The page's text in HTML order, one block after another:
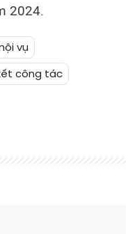
2024.
vụ
công tác